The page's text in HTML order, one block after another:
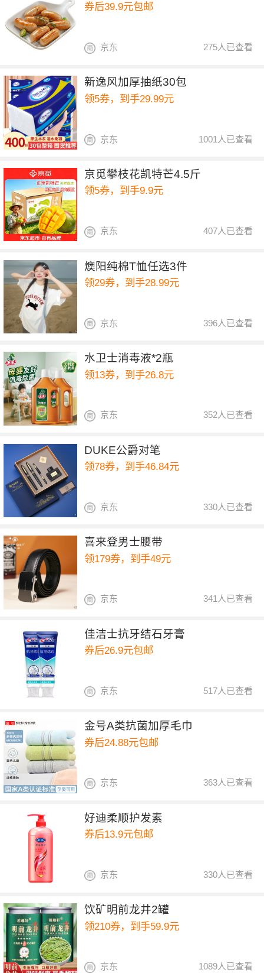
券后39.9元包邮
275人已查看
京东
新逸风加厚抽纸30包
领5券，到手29.99元
1001人已查看
京东
京觅攀枝花凯特芒4.5斤
领5券，到手9.9元
407人已查看
京东
燠阳纯棉T恤任选3件
领29券，到手28.99元
396人已查看
京东
水卫士消毒液*2瓶
领13券，到手26.8元
352人已查看
京东
DUKE公爵对笔
领78券，到手46.84元
330人已查看
京东
喜来登男士腰带
领179券，到手49元
341人已查看
京东
佳洁士抗牙结石牙膏
券后26.9元包邮
517人已查看
京东
金号A类抗菌加厚毛巾
券后24.88元包邮
363人已查看
京东
好迪柔顺护发素
券后13.9元包邮
330人已查看
京东
饮矿明前龙井2罐
领210券，到手59.9元
1089人已查看
京东